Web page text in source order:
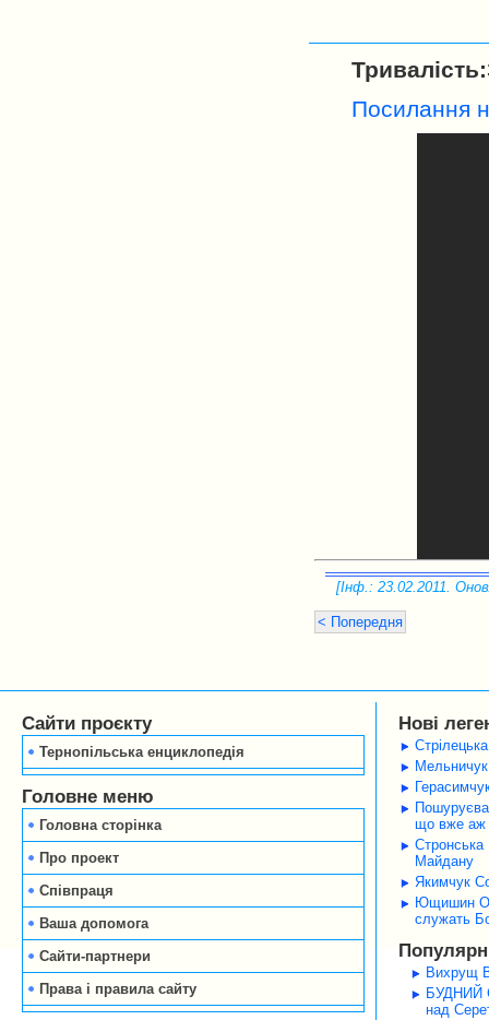
Тривалість:
Посилання
[Інф.: 23.02.2011.
< Попередня
Сайти проєкту
Тернопільська енциклопедія
Головне меню
Головна сторінка
Про проект
Співпраця
Ваша допомога
Сайти-партнери
Права і правила сайту
Нові
Мельничук
що вже аж
Стронська
Майдану
Якимчук
Ющишин
служать
Вихрущ
БУДНИЙ
над